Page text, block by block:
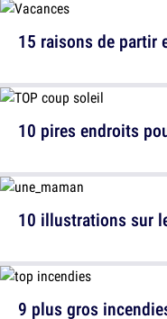
15 raisons de partir
10 illustrations sur
10 pires endroits
9 plus gros